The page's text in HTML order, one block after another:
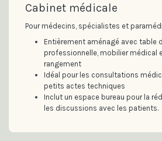
Cabinet médicale
Pour médecins, spécialistes et
Entièrement aménagé avec table
professionnelle, mobilier médical
rangement
Idéal pour les consultations
petits actes techniques
Inclut un espace bureau pour la
les discussions avec les patients.